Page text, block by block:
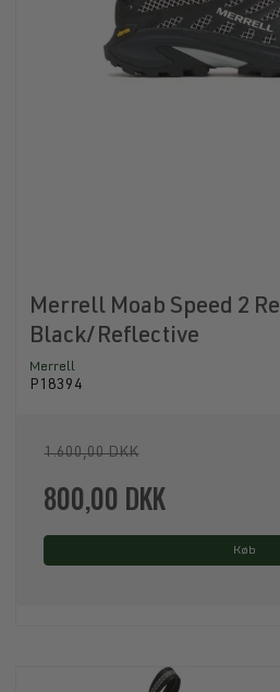
Merrell Moab Speed 2
Black/Reflective
Merrell
P18394
1.600,00 DKK
800,00 DKK
Køb